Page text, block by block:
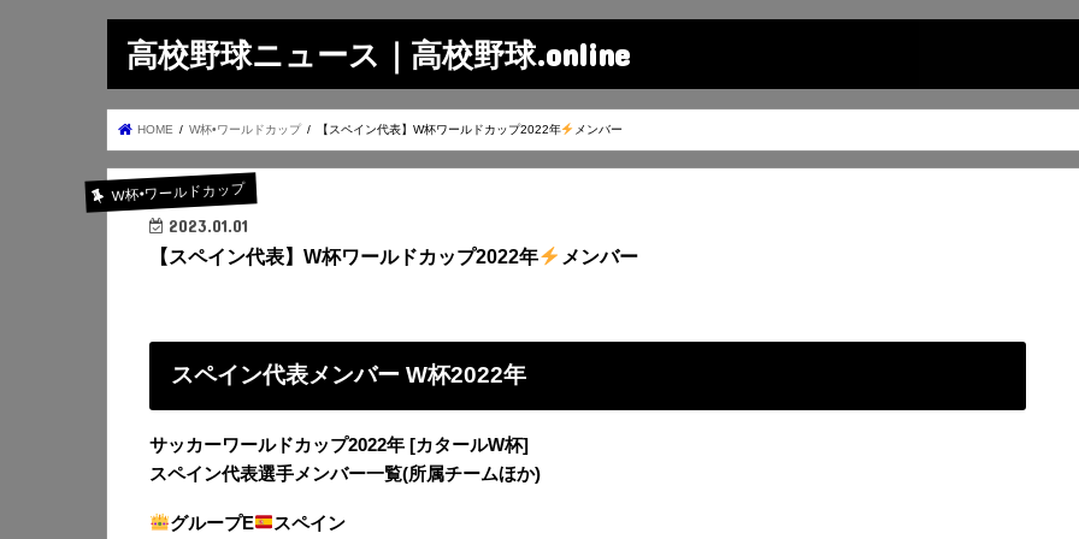
高校野球ニュース｜高校野球.online
HOME W杯•ワールドカップ 【スペイン代表】W杯ワールドカップ2022年 メンバー
W杯•ワールドカップ
2023.01.01
【スペイン代表】W杯ワールドカップ2022年 メンバー
スペイン代表メンバー W杯2022年
サッカーワールドカップ2022年 [カタールW杯]
スペイン代表選手メンバー一覧(所属チームほか)
グループE
スペイン